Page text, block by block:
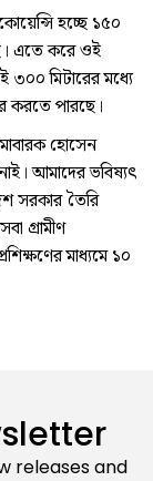
হচ্ছে ১৫০
এতে করে ওই
৩০০ মিটারের মধ্যে
করতে পারছে।
হোসেন
আমাদের ভবিষ্যৎ
সরকার তৈরি
গ্রামীণ
মাধ্যমে ১০
releases and